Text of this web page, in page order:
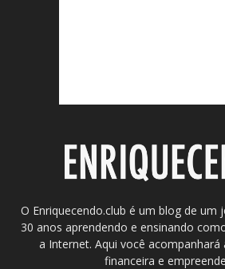
O Enriquecendo.club é um blog de um
30 anos aprendendo e ensinando
a Internet. Aqui você
financeira e